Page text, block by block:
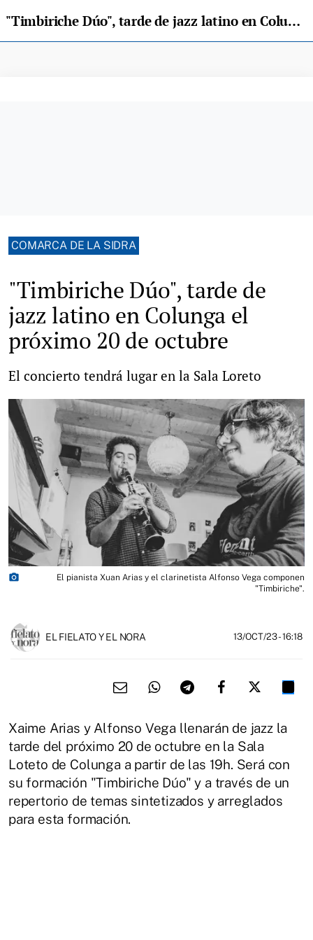
"Timbiriche Dúo", tarde de jazz latino en Colunga el próximo 20 de octubre
COMARCA DE LA SIDRA
"Timbiriche Dúo", tarde de
jazz latino en Colunga el
próximo 20 de octubre
El concierto tendrá lugar en la Sala Loreto
photo_camera
El pianista Xuan Arias y el clarinetista Alfonso Vega componen
"Timbiriche".
EL FIELATO Y EL NORA 13/OCT/23- 16:18
Xaime Arias y Alfonso Vega llenarán de jazz la
tarde del próximo 20 de octubre en la Sala
Loteto de Colunga a partir de las 19h. Será con
su formación "Timbiriche Dúo" y a través de un
repertorio de temas sintetizados y arreglados
para esta formación.